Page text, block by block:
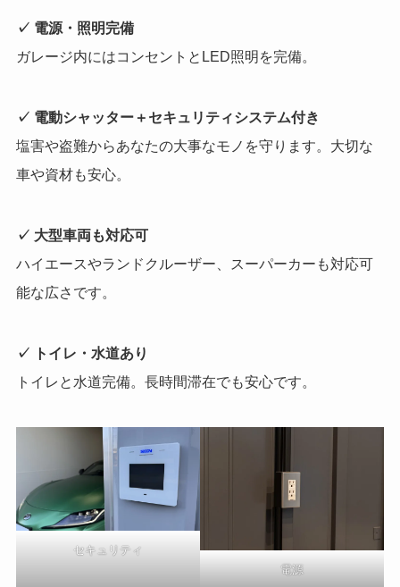
✓ 電源・照明完備
ガレージ内にはコンセントとLED照明を完備。
✓ 電動シャッター＋セキュリティシステム付き
塩害や盗難からあなたの大事なモノを守ります。大切な
車や資材も安心。
✓ 大型車両も対応可
ハイエースやランドクルーザー、スーパーカーも対応可
能な広さです。
✓ トイレ・水道あり
トイレと水道完備。長時間滞在でも安心です。
セキュリティ
電源